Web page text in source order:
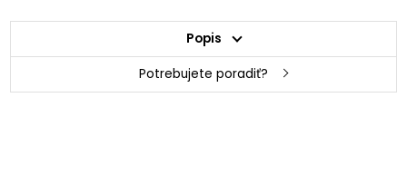
Popis
Potrebujete poradiť?